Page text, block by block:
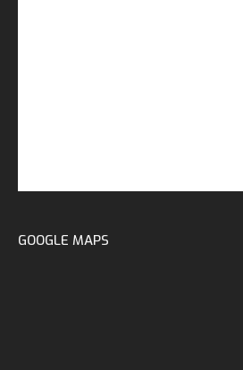
GOOGLE MAPS